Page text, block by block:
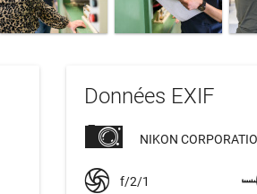
Données EXIF
NIKON
f/2/1